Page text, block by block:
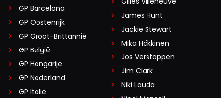
GP Barcelona
GP Oostenrijk
GP Groot-Brittannië
GP België
GP Hongarije
GP Nederland
GP Italië
James Hunt
Jackie Stewart
Mika Häkkinen
Jos Verstappen
Jim Clark
Niki Lauda